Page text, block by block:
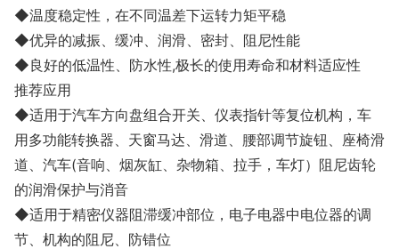
◆温度稳定性，在不同温差下运转力矩平稳
◆优异的减振、缓冲、润滑、密封、阻尼性能
◆良好的低温性、防水性,极长的使用寿命和材料适应性
推荐应用
◆适用于汽车方向盘组合开关、仪表指针等复位机构，车
用多功能转换器、天窗马达、滑道、腰部调节旋钮、座椅滑
道、汽车(音响、烟灰缸、杂物箱、拉手，车灯）阻尼齿轮
的润滑保护与消音
◆适用于精密仪器阻滞缓冲部位，电子电器中电位器的调
节、机构的阻尼、防错位